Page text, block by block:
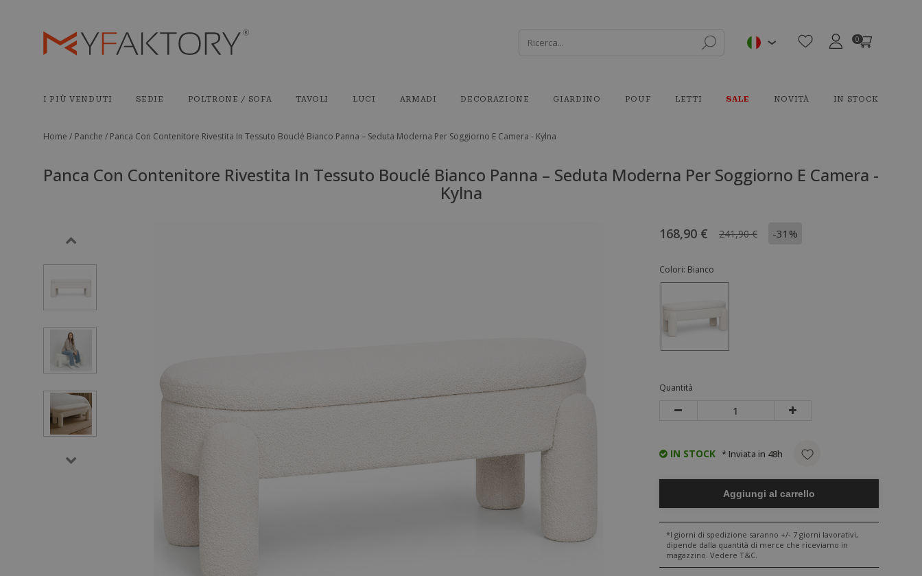
0
I PIÙ VENDUTI SEDIE POLTRONE / SOFA TAVOLI LUCI ARMADI DECORAZIONE GIARDINO POUF LETTI SALE NOVITÀ IN STOCK
Home / Panche / Panca Con Contenitore Rivestita In Tessuto Bouclé Bianco Panna – Seduta Moderna Per Soggiorno E Camera - Kylna
Panca Con Contenitore Rivestita In Tessuto Bouclé Bianco Panna – Seduta Moderna Per Soggiorno E Camera -
Kylna
168,90 € 241,90 € -31%
Colori: Bianco
Quantità
IN STOCK * Inviata in 48h
Aggiungi al carrello
*I giorni di spedizione saranno +/- 7 giorni lavorativi,
dipende dalla quantità di merce che riceviamo in
magazzino. Vedere T&C.